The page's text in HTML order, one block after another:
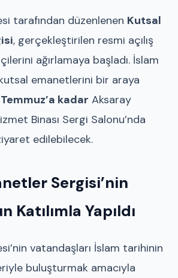
tarafından düzenlenen Kutsal
, gerçekleştirilen resmi açılış
ağırlamaya başladı. İslam
emanetlerini bir araya
Temmuz’a kadar Aksaray
Binası Sergi Salonu’nda
edilebilecek.
Sergisi’nin
Katılımla Yapıldı
vatandaşları İslam tarihinin
buluşturmak amacıyla